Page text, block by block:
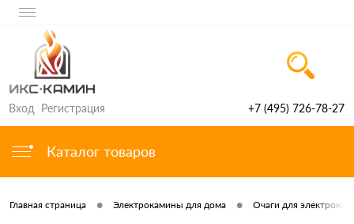
Вход Регистрация +7 (495) 726-78-27
Каталог товаров
Главная страница • Электрокамины для дома • Очаги для